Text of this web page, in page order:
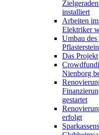
installiert
Arbeiten
Elektriker
Umbau
Das Projekt
Nienborg
gestartet
erfolgt